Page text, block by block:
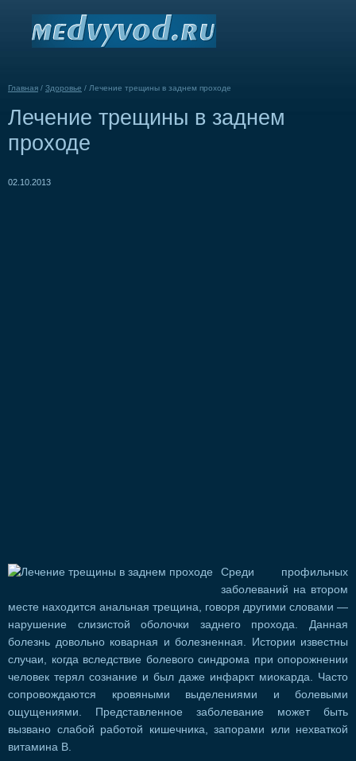
Главная / Здоровье / Лечение трещины в заднем проходе
Лечение трещины в заднем
проходе
02.10.2013
Среди профильных
заболеваний на втором
месте находится анальная трещина, говоря другими словами —
нарушение слизистой оболочки заднего прохода. Данная
болезнь довольно коварная и болезненная. Истории известны
случаи, когда вследствие болевого синдрома при опорожнении
человек терял сознание и был даже инфаркт миокарда. Часто
сопровождаются кровяными выделениями и болевыми
ощущениями. Представленное заболевание может быть
вызвано слабой работой кишечника, запорами или нехваткой
витамина В.